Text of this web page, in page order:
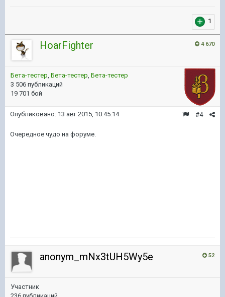
1
4 670
HoarFighter
Бета-тестер, Бета-тестер, Бета-тестер
3 506 публикаций
19 701 бой
#4
Опубликовано: 13 авг 2015, 10:45:14
Очередное чудо на форуме.
52
anonym_mNx3tUH5Wy5e
Участник